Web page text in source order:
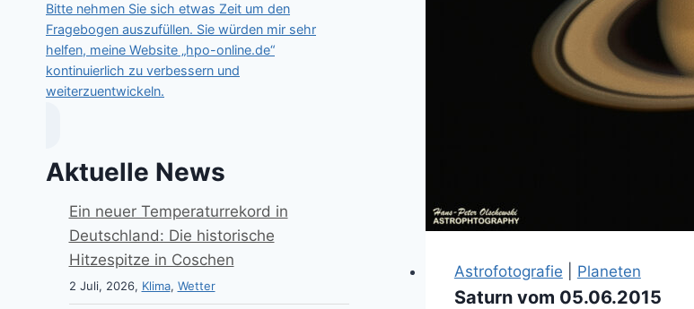
Astrofotografie Planeten
Saturn vom 05.06.2015
Bitte nehmen Sie sich etwas Zeit um den
Fragebogen auszufüllen. Sie würden mir sehr
helfen, meine Website „hpo-online.de“
kontinuierlich zu verbessern und
weiterzuentwickeln.
Aktuelle News
Ein neuer Temperaturrekord in
Deutschland: Die historische
Hitzespitze in Coschen
2 Juli, 2026, Klima, Wetter